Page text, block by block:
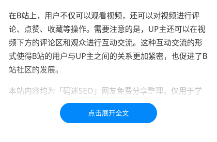
在B站上，用户不仅可以观看视频，还可以对视频进行评
论、点赞、收藏等操作。需要注意的是，UP主还可以在视
频下方的评论区和观众进行互动交流。这种互动交流的形
式使得B站的用户与UP主之间的关系更加紧密，也促进了B
站社区的发展。
本站内容均为「码迷SEO」网友免费分享整理，仅用于学
习交流，如有疑问，请联系我们48小时处理！！！！